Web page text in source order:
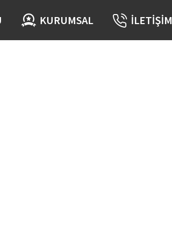
KURUMSAL İLETIŞIM